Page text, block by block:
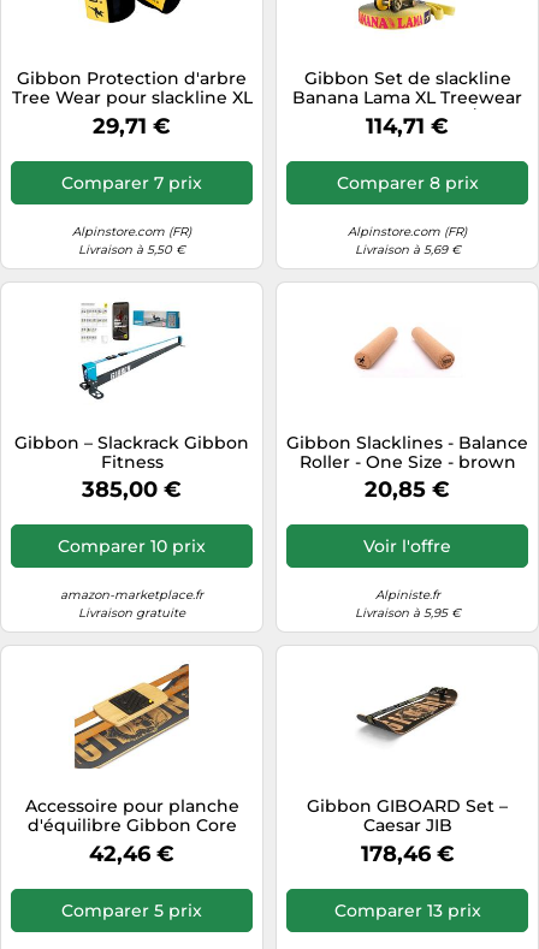
Tablettes tactiles
Téléphonie
Téléviseurs
Télévision & vidéo
Gibbon Protection d'arbre
Tree Wear pour slackline XL
TU Noir
29,71 €
Comparer 7 prix
Alpinstore.com (FR)
Livraison à 5,50 €
Gibbon Set de slackline
Banana Lama XL Treewear
– Mixte Adulte – Bleu/Jaune
25 m
114,71 €
Comparer 8 prix
Alpinstore.com (FR)
Livraison à 5,69 €
Gibbon – Slackrack Gibbon
Fitness
385,00 €
Comparer 10 prix
amazon-marketplace.fr
Livraison gratuite
Gibbon Slacklines - Balance
Roller - One Size - brown
20,85 €
Voir l'offre
Alpiniste.fr
Livraison à 5,95 €
Accessoire pour planche
d'équilibre Gibbon Core
Marble Trainer - Double
Line Noir TU
42,46 €
Comparer 5 prix
Gibbon GIBOARD Set –
Caesar JIB
178,46 €
Comparer 13 prix